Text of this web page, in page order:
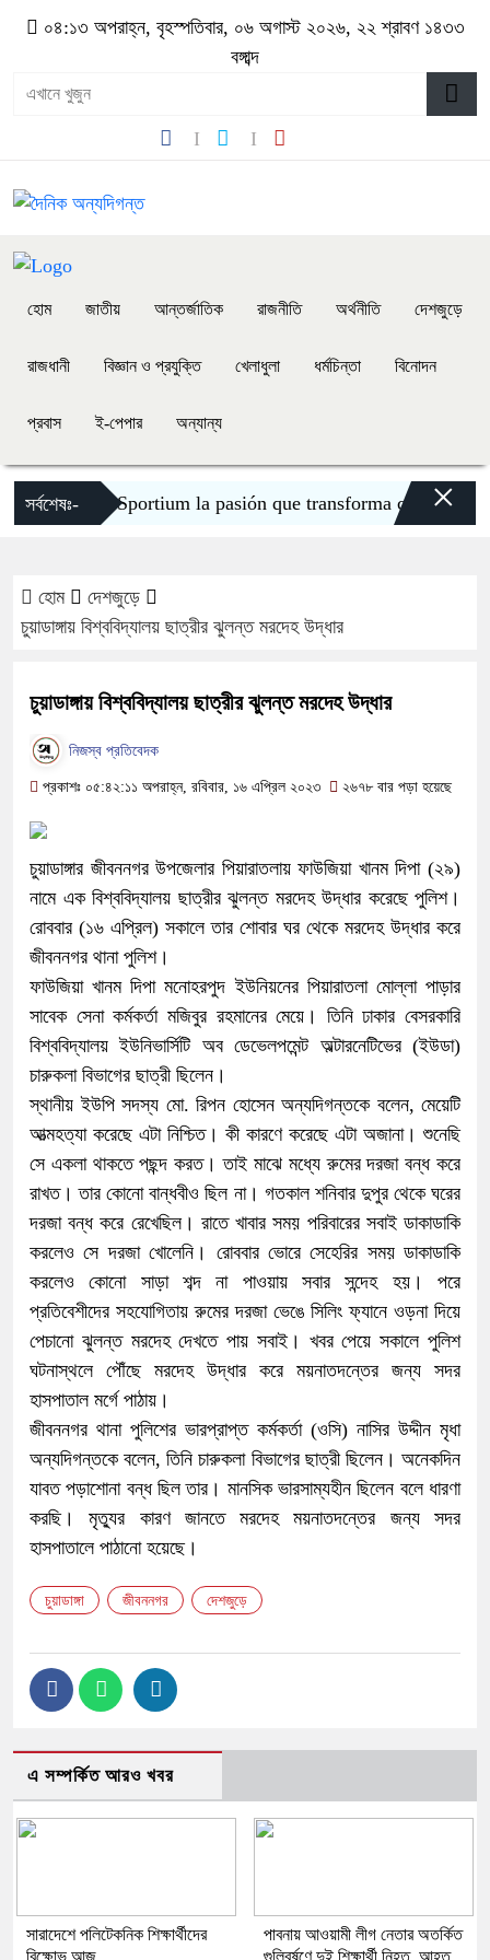
০৪:১৩ অপরাহ্ন, বৃহস্পতিবার, ০৬ অগাস্ট ২০২৬, ২২ শ্রাবণ ১৪৩৩
বঙ্গাব্দ
হোম জাতীয় আন্তর্জাতিক রাজনীতি অর্থনীতি দেশজুড়ে
রাজধানী বিজ্ঞান ও প্রযুক্তি খেলাধুলা ধর্মচিন্তা বিনোদন
প্রবাস ই-পেপার অন্যান্য
সর্বশেষঃ- Sportium la pasión que transforma cada apuesta
×
হোম
দেশজুড়ে
চুয়াডাঙ্গায় বিশ্ববিদ্যালয় ছাত্রীর ঝুলন্ত মরদেহ উদ্ধার
চুয়াডাঙ্গায় বিশ্ববিদ্যালয় ছাত্রীর ঝুলন্ত মরদেহ উদ্ধার
নিজস্ব প্রতিবেদক
প্রকাশঃ ০৫:৪২:১১ অপরাহ্ন, রবিবার, ১৬ এপ্রিল ২০২৩ ২৬৭৮ বার পড়া হয়েছে
চুয়াডাঙ্গার জীবননগর উপজেলার পিয়ারাতলায় ফাউজিয়া খানম দিপা (২৯)
নামে এক বিশ্ববিদ্যালয় ছাত্রীর ঝুলন্ত মরদেহ উদ্ধার করেছে পুলিশ।
রোববার (১৬ এপ্রিল) সকালে তার শোবার ঘর থেকে মরদেহ উদ্ধার করে
জীবননগর থানা পুলিশ।
ফাউজিয়া খানম দিপা মনোহরপুদ ইউনিয়নের পিয়ারাতলা মোল্লা পাড়ার
সাবেক সেনা কর্মকর্তা মজিবুর রহমানের মেয়ে। তিনি ঢাকার বেসরকারি
বিশ্ববিদ্যালয় ইউনিভার্সিটি অব ডেভেলপমেন্ট অল্টারনেটিভের (ইউডা)
চারুকলা বিভাগের ছাত্রী ছিলেন।
স্থানীয় ইউপি সদস্য মো. রিপন হোসেন অন্যদিগন্তকে বলেন, মেয়েটি
আত্মহত্যা করেছে এটা নিশ্চিত। কী কারণে করেছে এটা অজানা। শুনেছি
সে একলা থাকতে পছন্দ করত। তাই মাঝে মধ্যে রুমের দরজা বন্ধ করে
রাখত। তার কোনো বান্ধবীও ছিল না। গতকাল শনিবার দুপুর থেকে ঘরের
দরজা বন্ধ করে রেখেছিল। রাতে খাবার সময় পরিবারের সবাই ডাকাডাকি
করলেও সে দরজা খোলেনি। রোববার ভোরে সেহেরির সময় ডাকাডাকি
করলেও কোনো সাড়া শব্দ না পাওয়ায় সবার সন্দেহ হয়। পরে
প্রতিবেশীদের সহযোগিতায় রুমের দরজা ভেঙে সিলিং ফ্যানে ওড়না দিয়ে
পেচানো ঝুলন্ত মরদেহ দেখতে পায় সবাই। খবর পেয়ে সকালে পুলিশ
ঘটনাস্থলে পৌঁছে মরদেহ উদ্ধার করে ময়নাতদন্তের জন্য সদর
হাসপাতাল মর্গে পাঠায়।
জীবননগর থানা পুলিশের ভারপ্রাপ্ত কর্মকর্তা (ওসি) নাসির উদ্দীন মৃধা
অন্যদিগন্তকে বলেন, তিনি চারুকলা বিভাগের ছাত্রী ছিলেন। অনেকদিন
যাবত পড়াশোনা বন্ধ ছিল তার। মানসিক ভারসাম্যহীন ছিলেন বলে ধারণা
করছি। মৃত্যুর কারণ জানতে মরদেহ ময়নাতদন্তের জন্য সদর
হাসপাতালে পাঠানো হয়েছে।
চুয়াডাঙ্গা জীবননগর দেশজুড়ে
এ সম্পর্কিত আরও খবর
সারাদেশে পলিটেকনিক শিক্ষার্থীদের
বিক্ষোভ আজ
পাবনায় আওয়ামী লীগ নেতার অতর্কিত
গুলিবর্ষণে দুই শিক্ষার্থী নিহত, আহত